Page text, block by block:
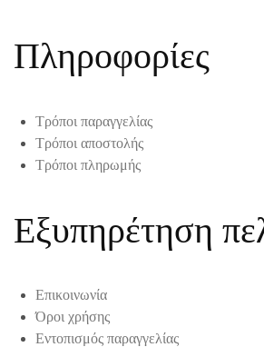
Πληροφορίες
Τρόποι παραγγελίας
Τρόποι αποστολής
Τρόποι πληρωμής
Εξυπηρέτηση
Επικοινωνία
Όροι χρήσης
Εντοπισμός παραγγελίας